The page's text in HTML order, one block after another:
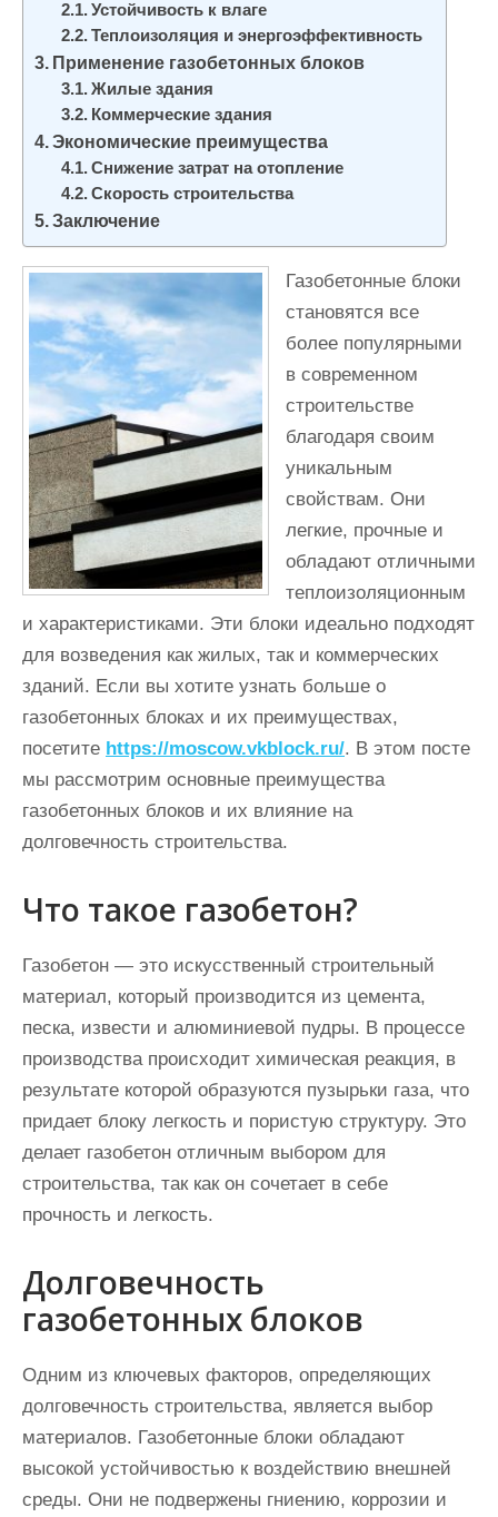
Устойчивость к влаге
Теплоизоляция и энергоэффективность
Применение газобетонных блоков
Жилые здания
Коммерческие здания
Экономические преимущества
Снижение затрат на отопление
Скорость строительства
Заключение
Газобетонные блоки
становятся все
более популярными
в современном
строительстве
благодаря своим
уникальным
свойствам. Они
легкие, прочные и
обладают отличными
теплоизоляционным
и характеристиками. Эти блоки идеально подходят
для возведения как жилых, так и коммерческих
зданий. Если вы хотите узнать больше о
газобетонных блоках и их преимуществах,
посетите https://moscow.vkblock.ru/. В этом посте
мы рассмотрим основные преимущества
газобетонных блоков и их влияние на
долговечность строительства.
Что такое газобетон?
Газобетон — это искусственный строительный
материал, который производится из цемента,
песка, извести и алюминиевой пудры. В процессе
производства происходит химическая реакция, в
результате которой образуются пузырьки газа, что
придает блоку легкость и пористую структуру. Это
делает газобетон отличным выбором для
строительства, так как он сочетает в себе
прочность и легкость.
Долговечность
газобетонных блоков
Одним из ключевых факторов, определяющих
долговечность строительства, является выбор
материалов. Газобетонные блоки обладают
высокой устойчивостью к воздействию внешней
среды. Они не подвержены гниению, коррозии и